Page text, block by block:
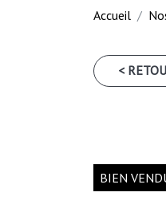
Accueil
<
BIEN